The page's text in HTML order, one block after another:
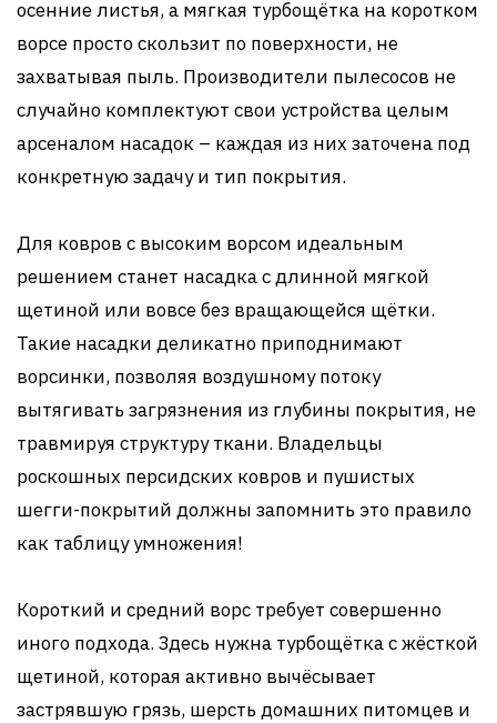
осенние листья, а мягкая турбощётка на коротком
ворсе просто скользит по поверхности, не
захватывая пыль. Производители пылесосов не
случайно комплектуют свои устройства целым
арсеналом насадок – каждая из них заточена под
конкретную задачу и тип покрытия.
Для ковров с высоким ворсом идеальным
решением станет насадка с длинной мягкой
щетиной или вовсе без вращающейся щётки.
Такие насадки деликатно приподнимают
ворсинки, позволяя воздушному потоку
вытягивать загрязнения из глубины покрытия, не
травмируя структуру ткани. Владельцы
роскошных персидских ковров и пушистых
шегги-покрытий должны запомнить это правило
как таблицу умножения!
Короткий и средний ворс требует совершенно
иного подхода. Здесь нужна турбощётка с жёсткой
щетиной, которая активно вычёсывает
застрявшую грязь, шерсть домашних питомцев и